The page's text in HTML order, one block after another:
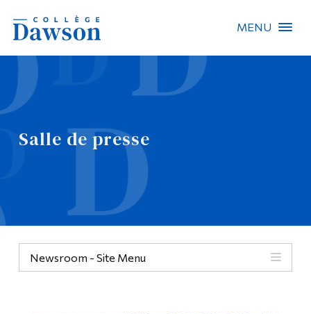
MENU
Salle de presse
Newsroom - Site Menu
Recherche sur le site
Recherche de personnes
EN
Omnivox
Liens rapides